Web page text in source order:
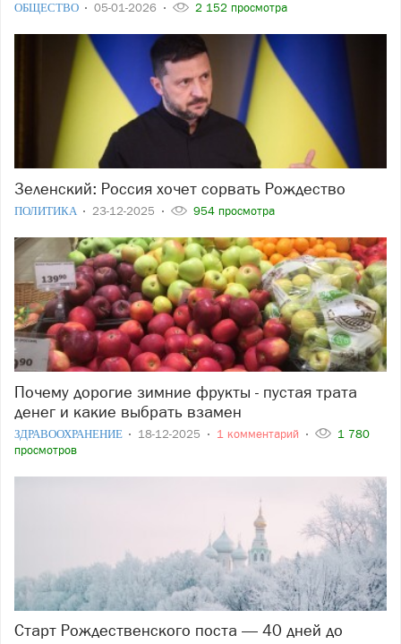
ОБЩЕСТВО 05-01-2026 2 152 просмотра
Зеленский: Россия хочет сорвать Рождество
ПОЛИТИКА 23-12-2025 954 просмотра
Почему дорогие зимние фрукты - пустая трата
денег и какие выбрать взамен
ЗДРАВООХРАНЕНИЕ 18-12-2025 1 комментарий
1 780
просмотров
Старт Рождественского поста — 40 дней до